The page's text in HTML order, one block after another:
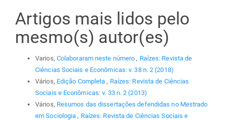
Artigos mais lidos pelo
mesmo(s) autor(es)
Varios, Colaboraram neste número , Raízes: Revista de
Ciências Sociais e Econômicas: v. 38 n. 2 (2018)
Vários, Edição Completa , Raízes: Revista de Ciências
Sociais e Econômicas: v. 33 n. 2 (2013)
Vários, Resumos das dissertações defendidas no Mestrado
em Sociologia , Raízes: Revista de Ciências Sociais e